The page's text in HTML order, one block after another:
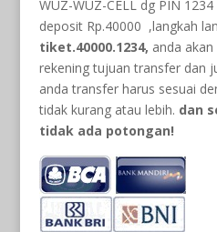
WUZ-WUZ-CELL dg PIN
deposit Rp.40000 ,langkah
tiket.40000.1234, anda
rekening tujuan transfer dan
anda transfer harus sesuai
tidak kurang atau lebih. dan
tidak ada potongan!